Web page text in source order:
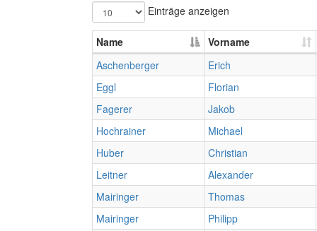
Einträge anzeigen
Name
Vorname
Aschenberger
Erich
Eggl
Florian
Fagerer
Jakob
Hochrainer
Michael
Huber
Christian
Leitner
Alexander
Mairinger
Thomas
Mairinger
Philipp